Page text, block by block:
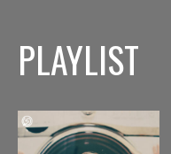
PLAYLIST